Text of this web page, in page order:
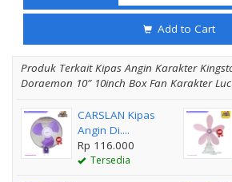
Add to Cart
Produk Terkait Kipas Angin Karakter
Doraemon 10″ 10inch Box Fan Karakter
CARSLAN Kipas
Angin Di....
Rp 116.000
Tersedia